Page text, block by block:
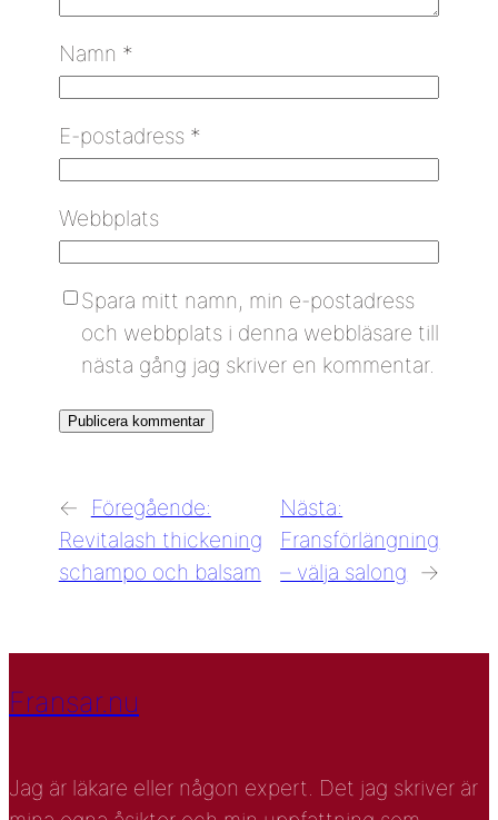
Namn *
E-postadress *
Webbplats
Spara mitt namn, min e-postadress
och webbplats i denna webbläsare till
nästa gång jag skriver en kommentar.
←
Föregående:
Revitalash thickening
schampo och balsam
Nästa:
Fransförlängning
– välja salong →
Fransar.nu
Jag är läkare eller någon expert. Det jag skriver är